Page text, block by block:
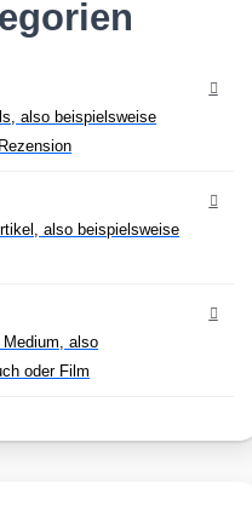
also beispielsweise
also beispielsweise
also
oder Film